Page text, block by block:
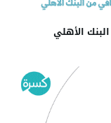
الأهلي